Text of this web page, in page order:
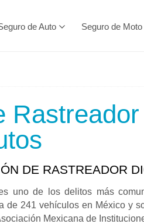
de Auto Seguro de Moto
DE RASTREADOR
uno de los delitos más
de 241 vehículos en México y
Mexicana de